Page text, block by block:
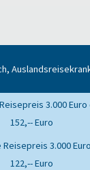
152,-- Euro
122,-- Euro